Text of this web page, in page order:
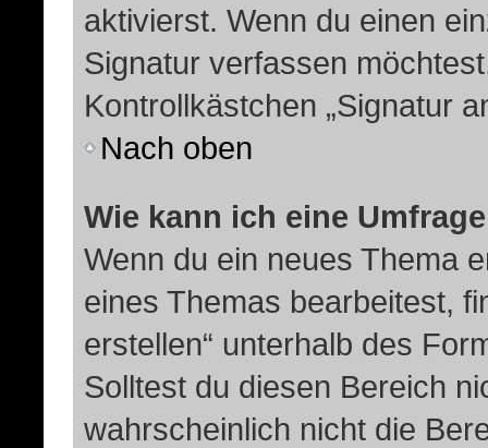
aktivierst. Wenn du einen
Signatur verfassen
Kontrollkästchen „Signatur
Nach oben
Wie kann ich eine
Wenn du ein neues Thema
eines Themas bearbeitest,
erstellen“ unterhalb des
Solltest du diesen Bereich
wahrscheinlich nicht die